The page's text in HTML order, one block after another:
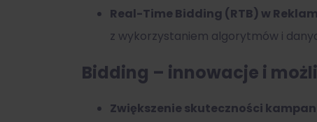
Real-Time Bidding (RTB) w
z wykorzystaniem algorytmów i
Bidding – innowacje i
Zwiększenie skuteczności